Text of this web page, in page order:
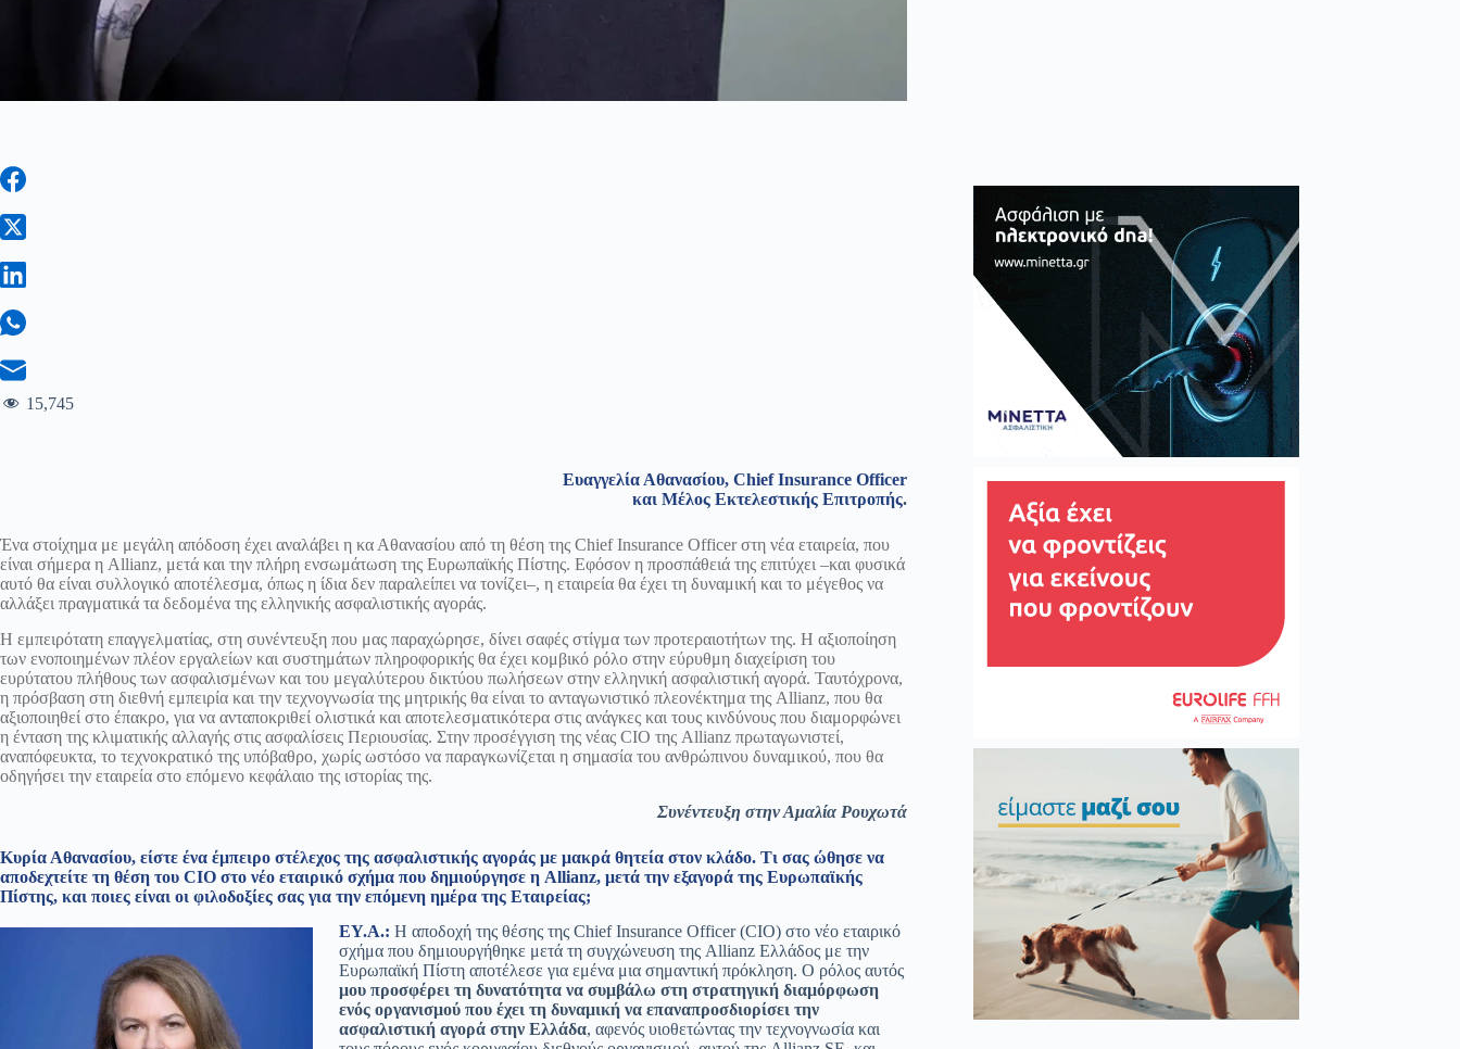
15,745
Ευαγγελία Αθανασίου, Chief Insurance Officer
και Μέλος Εκτελεστικής Επιτροπής.
Ένα στοίχημα με μεγάλη απόδοση έχει αναλάβει η κα Αθανασίου από τη θέση της Chief Insurance Officer στη νέα εταιρεία, που
είναι σήμερα η Allianz, μετά και την πλήρη ενσωμάτωση της Ευρωπαϊκής Πίστης. Εφόσον η προσπάθειά της επιτύχει –και φυσικά
αυτό θα είναι συλλογικό αποτέλεσμα, όπως η ίδια δεν παραλείπει να τονίζει–, η εταιρεία θα έχει τη δυναμική και το μέγεθος να
αλλάξει πραγματικά τα δεδομένα της ελληνικής ασφαλιστικής αγοράς.
Η εμπειρότατη επαγγελματίας, στη συνέντευξη που μας παραχώρησε, δίνει σαφές στίγμα των προτεραιοτήτων της. Η αξιοποίηση
των ενοποιημένων πλέον εργαλείων και συστημάτων πληροφορικής θα έχει κομβικό ρόλο στην εύρυθμη διαχείριση του
ευρύτατου πλήθους των ασφαλισμένων και του μεγαλύτερου δικτύου πωλήσεων στην ελληνική ασφαλιστική αγορά. Ταυτόχρονα,
η πρόσβαση στη διεθνή εμπειρία και την τεχνογνωσία της μητρικής θα είναι το ανταγωνιστικό πλεονέκτημα της Allianz, που θα
αξιοποιηθεί στο έπακρο, για να ανταποκριθεί ολιστικά και αποτελεσματικότερα στις ανάγκες και τους κινδύνους που διαμορφώνει
η ένταση της κλιματικής αλλαγής στις ασφαλίσεις Περιουσίας. Στην προσέγγιση της νέας CIO της Allianz πρωταγωνιστεί,
αναπόφευκτα, το τεχνοκρατικό της υπόβαθρο, χωρίς ωστόσο να παραγκωνίζεται η σημασία του ανθρώπινου δυναμικού, που θα
οδηγήσει την εταιρεία στο επόμενο κεφάλαιο της ιστορίας της.
Συνέντευξη στην Αμαλία Ρουχωτά
Κυρία Αθανασίου, είστε ένα έμπειρο στέλεχος της ασφαλιστικής αγοράς με μακρά θητεία στον κλάδο. Τι σας ώθησε να
αποδεχτείτε τη θέση του CIO στο νέο εταιρικό σχήμα που δημιούργησε η Allianz, μετά την εξαγορά της Ευρωπαϊκής
Πίστης, και ποιες είναι οι φιλοδοξίες σας για την επόμενη ημέρα της Εταιρείας;
ΕΥ.Α.: Η αποδοχή της θέσης της Chief Insurance Officer (CIO) στο νέο εταιρικό
σχήμα που δημιουργήθηκε μετά τη συγχώνευση της Allianz Ελλάδος με την
Ευρωπαϊκή Πίστη αποτέλεσε για εμένα μια σημαντική πρόκληση. Ο ρόλος αυτός
μου προσφέρει τη δυνατότητα να συμβάλω στη στρατηγική διαμόρφωση
ενός οργανισμού που έχει τη δυναμική να επαναπροσδιορίσει την
ασφαλιστική αγορά στην Ελλάδα, αφενός υιοθετώντας την τεχνογνωσία και